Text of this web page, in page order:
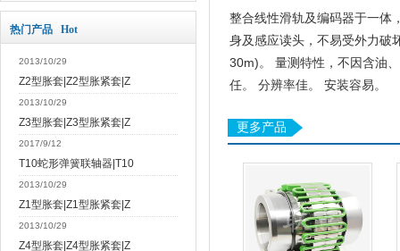
热门产品 Hot
2013/10/29
Z2型胀套|Z2型胀紧套|Z
2013/10/29
Z3型胀套|Z3型胀紧套|Z
2017/9/12
T10蛇形弹簧联轴器|T10
2013/10/29
Z1型胀套|Z1型胀紧套|Z
2013/10/29
Z4型胀套|Z4型胀紧套|Z
整合线性滑轨及编码器于一体
身及感应读头，不易受外力破
30m)。
量测特性，不因含油
任。
分辨率佳。 安装容易。
更多产品